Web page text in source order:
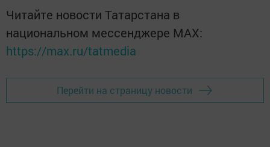
Читайте новости Татарстана в
национальном мессенджере MАХ:
https://max.ru/tatmedia
Перейти на страницу новости